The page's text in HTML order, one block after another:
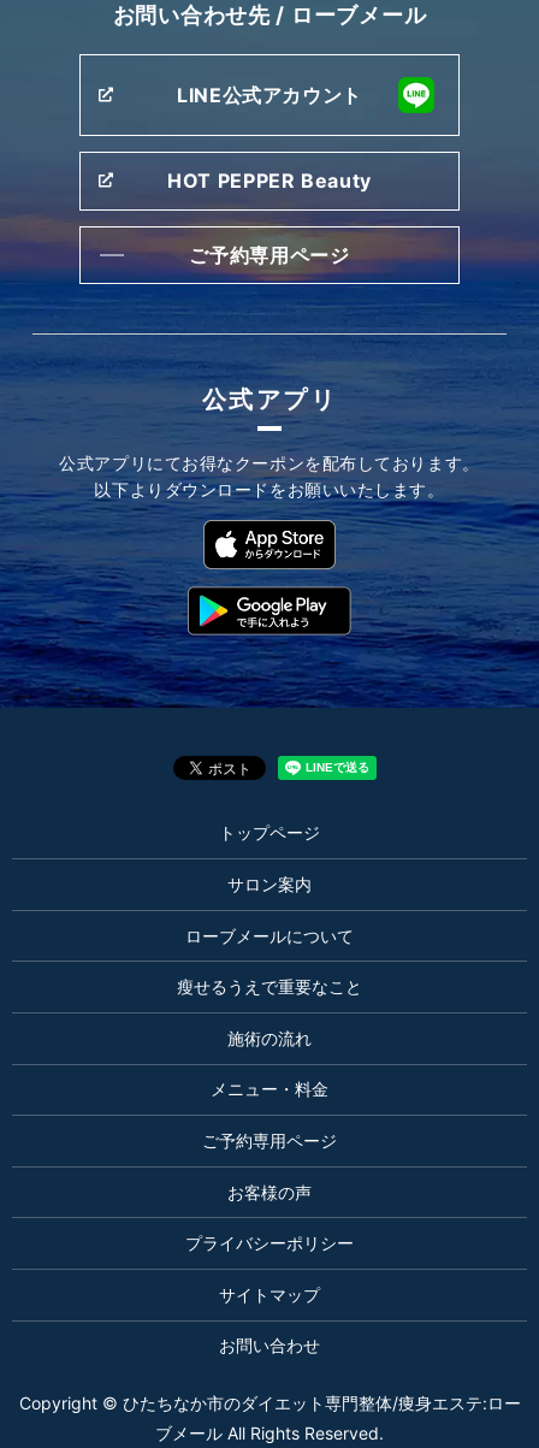
お問い合わせ先 / ローブメール
LINE公式アカウント
HOT PEPPER Beauty
ご予約専用ページ
公式アプリ
公式アプリにてお得なクーポンを配布しております。
以下よりダウンロードをお願いいたします。
トップページ
サロン案内
ローブメールについて
瘦せるうえで重要なこと
施術の流れ
メニュー・料金
ご予約専用ページ
お客様の声
プライバシーポリシー
サイトマップ
お問い合わせ
Copyright © ひたちなか市のダイエット専門整体/痩身エステ:ロー
ブメール All Rights Reserved.